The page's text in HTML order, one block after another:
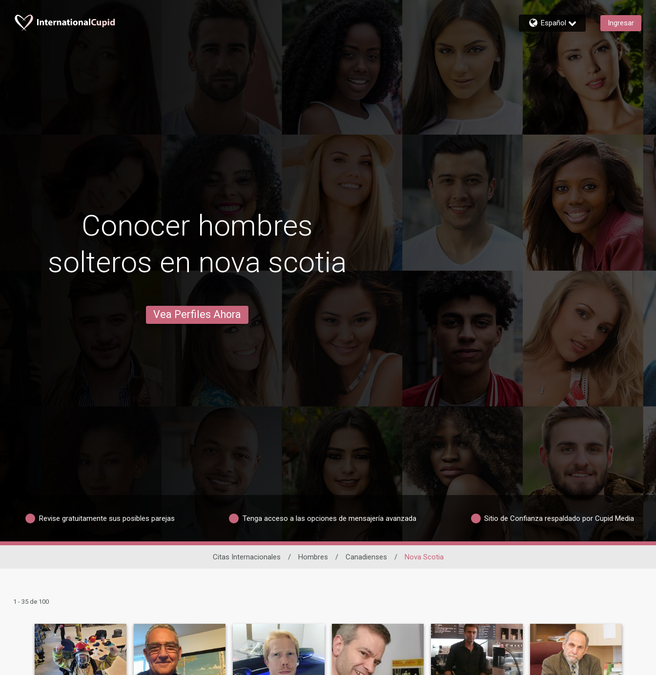
Español Ingresar
Conocer hombres
solteros en nova scotia
Vea Perfiles Ahora
Revise gratuitamente sus posibles parejas Tenga acceso a las opciones de mensajería avanzada Sitio de Confianza respaldado por Cupid Media
Citas Internacionales / Hombres / Canadienses / Nova Scotia
1 - 35 de 100